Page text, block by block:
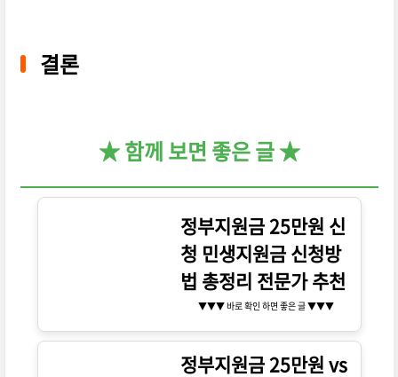
결론
★ 함께 보면 좋은 글 ★
정부지원금 25만원 신
청 민생지원금 신청방
법 총정리 전문가 추천
▼▼▼ 바로 확인 하면 좋은 글 ▼▼▼
정부지원금 25만원 vs